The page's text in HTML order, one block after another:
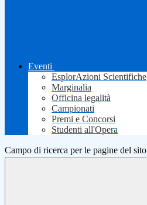
Eventi
EsplorAzioni Scientifiche
Marginalia
Officina legalità
Campionati
Premi e Concorsi
Studenti all'Opera
Campo di ricerca per le pagine del sito